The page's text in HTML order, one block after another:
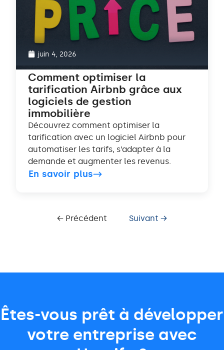
juin 4, 2026
Comment optimiser la
tarification Airbnb grâce aux
logiciels de gestion
immobilière
Découvrez comment optimiser la
tarification avec un logiciel Airbnb pour
automatiser les tarifs, s’adapter à la
demande et augmenter les revenus.
En savoir plus
← Précédent Suivant →
Êtes-vous prêt à développer
votre entreprise avec